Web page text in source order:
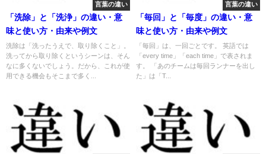
言葉の違い
「洗除」と「洗浄」の違い・意
味と使い方・由来や例文
洗除は「洗ったうえで、取り除くこと」。
洗ってから取り除くというシーンは、そん
なに多くないでしょう。だから、これが使
用できる機会もそこまで多く...
言葉の違い
「毎回」と「毎度」の違い・意
味と使い方・由来や例文
「毎回」は、一回ごとです。 英語では
「every time」「each time」で表されま
す。 「あのチームは毎回ランナーを出し
た」は「T...